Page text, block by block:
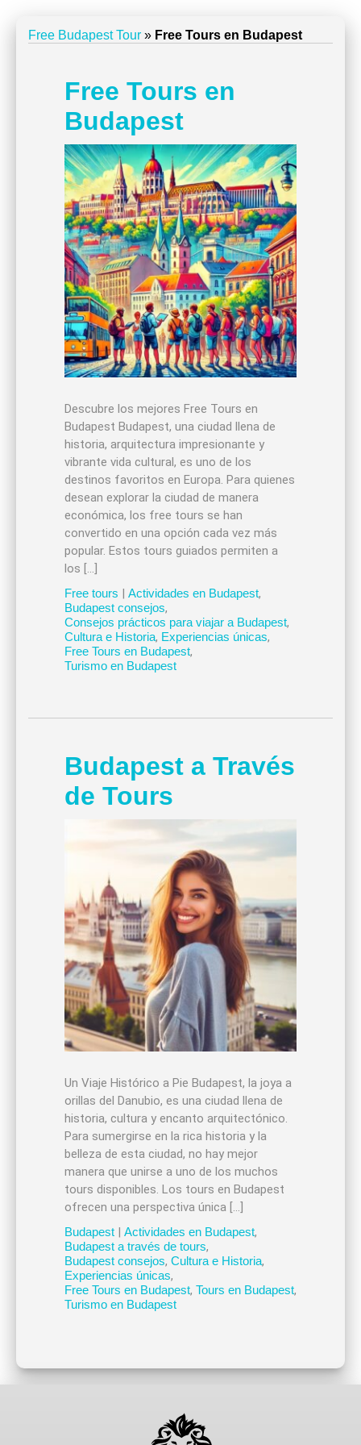
Free Budapest Tour » Free Tours en Budapest
Free Tours en
Budapest
Descubre los mejores Free Tours en
Budapest Budapest, una ciudad llena de
historia, arquitectura impresionante y
vibrante vida cultural, es uno de los
destinos favoritos en Europa. Para quienes
desean explorar la ciudad de manera
económica, los free tours se han
convertido en una opción cada vez más
popular. Estos tours guiados permiten a
los […]
Free tours | Actividades en Budapest,
Budapest consejos,
Consejos prácticos para viajar a Budapest,
Cultura e Historia, Experiencias únicas,
Free Tours en Budapest,
Turismo en Budapest
Budapest a Través
de Tours
Un Viaje Histórico a Pie Budapest, la joya a
orillas del Danubio, es una ciudad llena de
historia, cultura y encanto arquitectónico.
Para sumergirse en la rica historia y la
belleza de esta ciudad, no hay mejor
manera que unirse a uno de los muchos
tours disponibles. Los tours en Budapest
ofrecen una perspectiva única […]
Budapest| Actividades en Budapest,
Budapest a través de tours,
Budapest consejos, Cultura e Historia,
Experiencias únicas,
Free Tours en Budapest, Tours en Budapest,
Turismo en Budapest